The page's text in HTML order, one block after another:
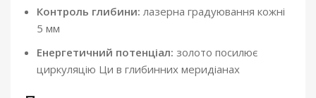
Контроль глибини: лазерна градуювання кожні
5 мм
Енергетичний потенціал: золото посилює
циркуляцію Ци в глибинних меридіанах